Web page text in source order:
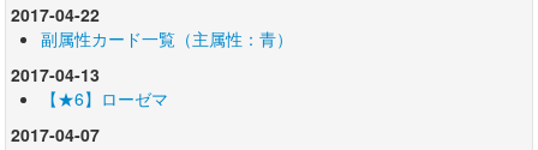
2017-04-22
副属性カード一覧（主属性：青）
2017-04-13
【★6】ローゼマ
2017-04-07